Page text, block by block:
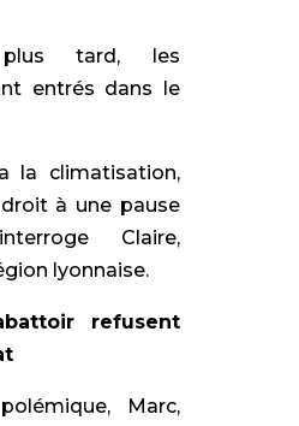
plus tard, les
entrés dans le
la climatisation,
à une pause
Claire,
lyonnaise.
refusent
Marc,